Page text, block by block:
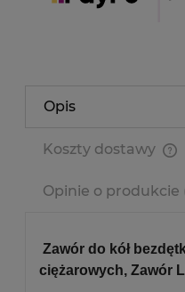
Opis
Koszty dostawy
Opinie o produkcie
Zawór do kół
ciężarowych, Zawór